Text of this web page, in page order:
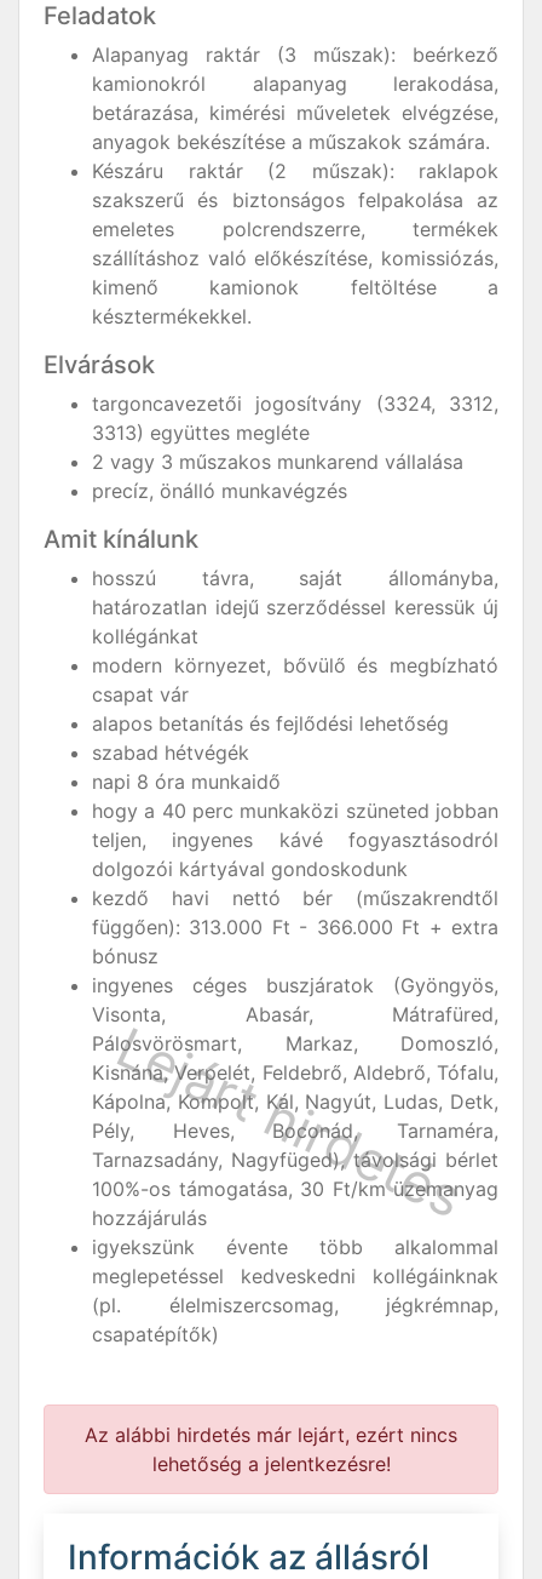
Feladatok
Alapanyag raktár (3 műszak): beérkező
kamionokról alapanyag lerakodása,
betárazása, kimérési műveletek elvégzése,
anyagok bekészítése a műszakok számára.
Készáru raktár (2 műszak): raklapok
szakszerű és biztonságos felpakolása az
emeletes polcrendszerre, termékek
szállításhoz való előkészítése, komissiózás,
kimenő kamionok feltöltése a
késztermékekkel.
Elvárások
targoncavezetői jogosítvány (3324, 3312,
3313) együttes megléte
2 vagy 3 műszakos munkarend vállalása
precíz, önálló munkavégzés
Amit kínálunk
hosszú távra, saját állományba,
határozatlan idejű szerződéssel keressük új
kollégánkat
modern környezet, bővülő és megbízható
csapat vár
alapos betanítás és fejlődési lehetőség
szabad hétvégék
napi 8 óra munkaidő
hogy a 40 perc munkaközi szüneted jobban
teljen, ingyenes kávé fogyasztásodról
dolgozói kártyával gondoskodunk
kezdő havi nettó bér (műszakrendtől
függően): 313.000 Ft - 366.000 Ft + extra
bónusz
ingyenes céges buszjáratok (Gyöngyös,
Visonta, Abasár, Mátrafüred,
Pálosvörösmart, Markaz, Domoszló,
Kisnána, Verpelét, Feldebrő, Aldebrő, Tófalu,
Kápolna, Kompolt, Kál, Nagyút, Ludas, Detk,
Pély, Heves, Boconád, Tarnaméra,
Tarnazsadány, Nagyfüged), távolsági bérlet
100%-os támogatása, 30 Ft/km üzemanyag
hozzájárulás
igyekszünk évente több alkalommal
meglepetéssel kedveskedni kollégáinknak
(pl. élelmiszercsomag, jégkrémnap,
csapatépítők)
Az alábbi hirdetés már lejárt, ezért nincs
lehetőség a jelentkezésre!
Információk az állásról